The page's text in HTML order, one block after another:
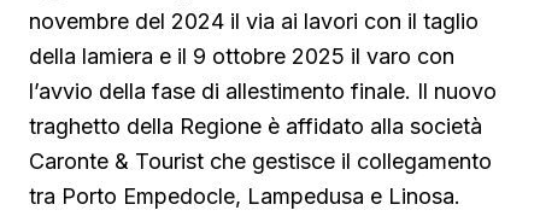
novembre del 2024 il via ai lavori con il taglio
della lamiera e il 9 ottobre 2025 il varo con
l’avvio della fase di allestimento finale. Il nuovo
traghetto della Regione è affidato alla società
Caronte & Tourist che gestisce il collegamento
tra Porto Empedocle, Lampedusa e Linosa.